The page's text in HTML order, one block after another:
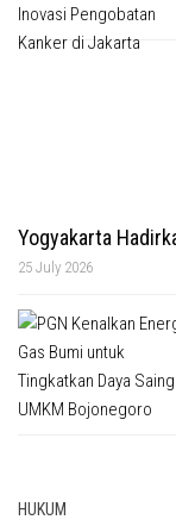
Yogyakarta
25 July 2026
HUKUM